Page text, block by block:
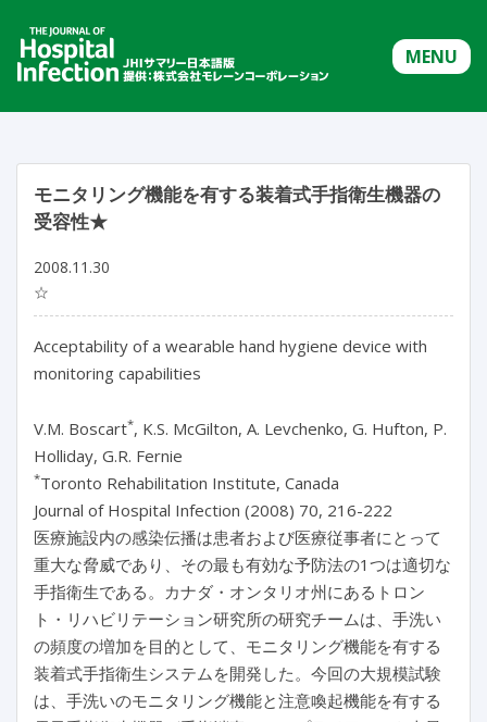
MENU
モニタリング機能を有する装着式手指衛生機器の
受容性★
2008.11.30
☆
Acceptability of a wearable hand hygiene device with
monitoring capabilities
V.M. Boscart*, K.S. McGilton, A. Levchenko, G. Hufton, P.
Holliday, G.R. Fernie
*Toronto Rehabilitation Institute, Canada
Journal of Hospital Infection (2008) 70, 216-222
医療施設内の感染伝播は患者および医療従事者にとって
重大な脅威であり、その最も有効な予防法の1つは適切な
手指衛生である。カナダ・オンタリオ州にあるトロン
ト・リハビリテーション研究所の研究チームは、手洗い
の頻度の増加を目的として、モニタリング機能を有する
装着式手指衛生システムを開発した。今回の大規模試験
は、手洗いのモニタリング機能と注意喚起機能を有する